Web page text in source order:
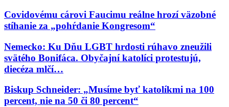
Covidovému cárovi Faucimu reálne hrozí väzobné
stíhanie za „pohŕdanie Kongresom“
Nemecko: Ku Dňu LGBT hrdosti rúhavo zneužili
svätého Bonifáca. Obyčajní katolíci protestujú,
diecéza mlčí…
Biskup Schneider: „Musíme byť katolíkmi na 100
percent, nie na 50 či 80 percent“